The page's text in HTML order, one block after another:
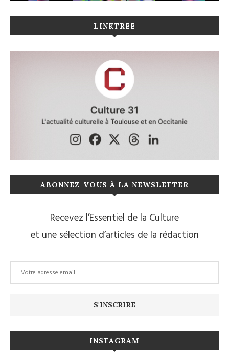
LINKTREE
ABONNEZ-VOUS À LA NEWSLETTER
Recevez l’Essentiel de la Culture
et une sélection d’articles de la rédaction
INSTAGRAM